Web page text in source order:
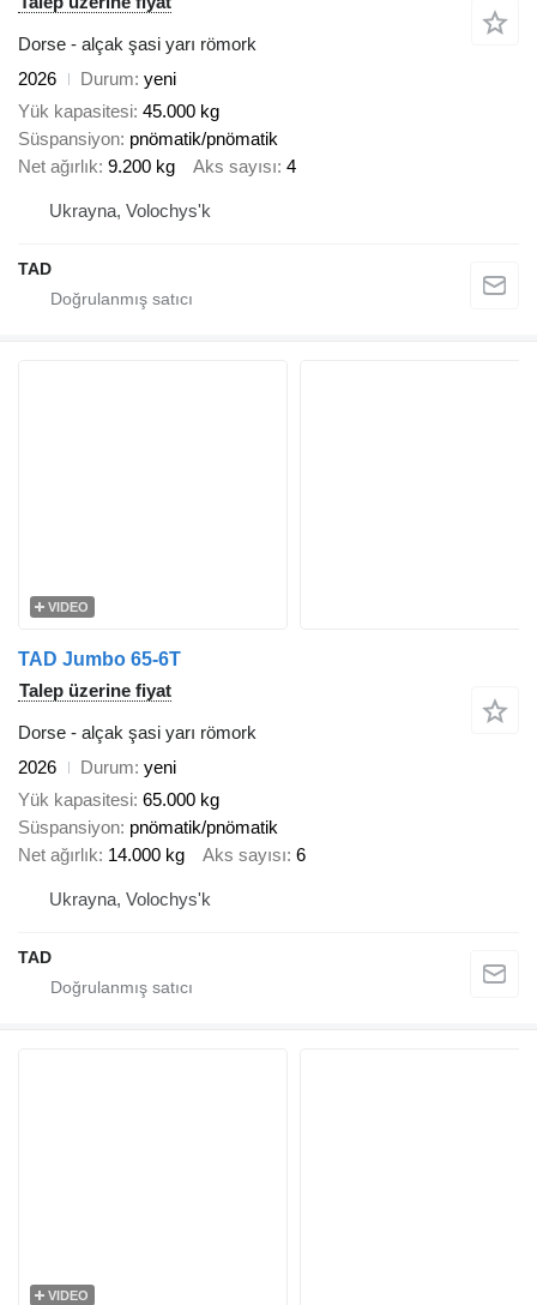
Dorse - alçak şasi yarı römork
2026
Durum yeni
Yük kapasitesi 45.000 kg
Süspansiyon pnömatik/pnömatik
Net ağırlık 9.200 kg Aks sayısı 4
Ukrayna, Volochys'k
TAD
VIDEO
TAD Jumbo 65-6T
Talep üzerine fiyat
Dorse - alçak şasi yarı römork
2026
Durum yeni
Yük kapasitesi 65.000 kg
Süspansiyon pnömatik/pnömatik
Net ağırlık 14.000 kg Aks sayısı 6
Ukrayna, Volochys'k
TAD
VIDEO